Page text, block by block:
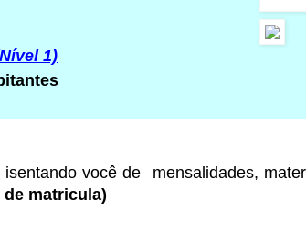
1)
isentando você de mensalidades,
matricula)